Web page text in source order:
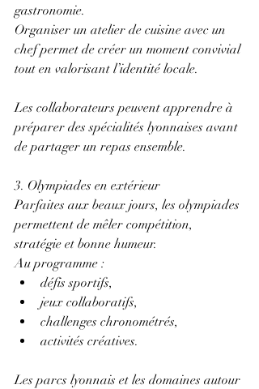
gastronomie.
Organiser un atelier de cuisine avec un
chef permet de créer un moment convivial
tout en valorisant l’identité locale.
Les collaborateurs peuvent apprendre à
préparer des spécialités lyonnaises avant
de partager un repas ensemble.
3. Olympiades en extérieur
Parfaites aux beaux jours, les olympiades
permettent de mêler compétition,
stratégie et bonne humeur.
Au programme :
défis sportifs,
jeux collaboratifs,
challenges chronométrés,
activités créatives.
Les parcs lyonnais et les domaines autour